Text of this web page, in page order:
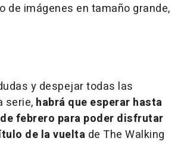
de imágenes en tamaño grande,
y despejar todas las
serie, habrá que esperar hasta
febrero para poder disfrutar
de la vuelta de The Walking